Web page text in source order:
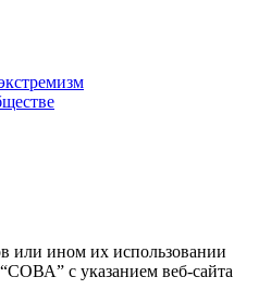
или ином их использовании
с указанием веб-сайта